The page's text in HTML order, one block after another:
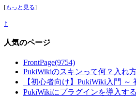
[もっと見る]
↑
人気のページ
FrontPage(9754)
PukiWikiのスキンって何？入れ
【初心者向け】PukiWiki入門
PukiWikiにプラグインを導入する